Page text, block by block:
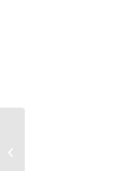
Sažetak
u Federaciji BiH, za